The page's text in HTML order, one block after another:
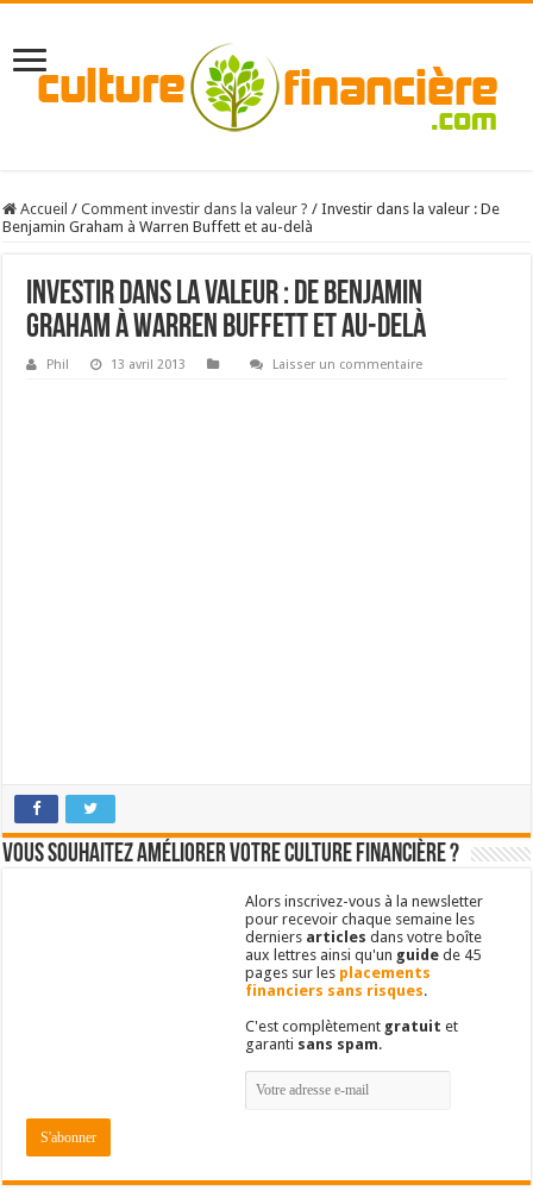
Accueil / Comment investir dans la valeur ? / Investir dans la valeur : De
Benjamin Graham à Warren Buffett et au-delà
Investir dans la valeur : De Benjamin
Graham à Warren Buffett et au-delà
Phil 13 avril 2013 Laisser un commentaire
Vous souhaitez améliorer votre culture financière ?
Alors inscrivez-vous à la newsletter
pour recevoir chaque semaine les
derniers articles dans votre boîte
aux lettres ainsi qu'un guide de 45
pages sur les placements
financiers sans risques.
C'est complètement gratuit et
garanti sans spam.